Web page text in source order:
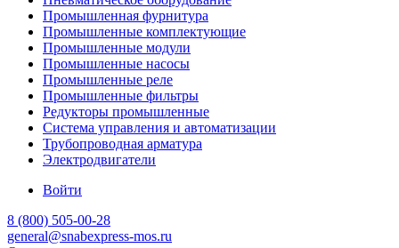
Промышленная фурнитура
Промышленные комплектующие
Промышленные модули
Промышленные насосы
Промышленные реле
Промышленные фильтры
Редукторы промышленные
Система управления и автоматизации
Трубопроводная арматура
Электродвигатели
Войти
8 (800) 505-00-28
general@snabexpress-mos.ru